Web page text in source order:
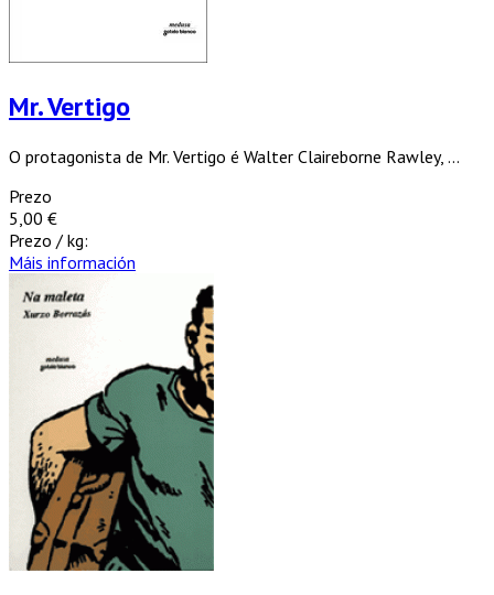
Mr. Vertigo
O protagonista de Mr. Vertigo é Walter Claireborne Rawley, ...
Prezo
5,00 €
Prezo / kg:
Máis información